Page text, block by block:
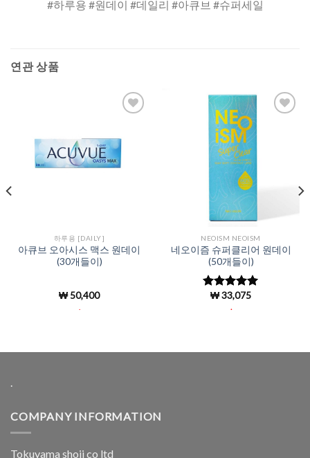
#하루용 #원데이 #데일리 #아큐브 #슈퍼세일
연관 상품
하루용 [DAILY]
아큐브 오아시스 맥스 원데이
(30개들이)
₩50,400
NEOISM NEOISM
네오이즘 슈퍼클리어 원데이
(50개들이)
5 중에서
로 평
₩33,075
.
COMPANY INFORMATION
Tokuyama shoji co ltd